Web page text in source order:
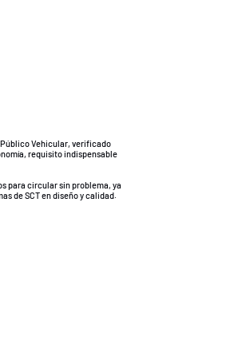
Vehicular, verificado
requisito indispensable
para circular sin problema, ya
de SCT en diseño y calidad.